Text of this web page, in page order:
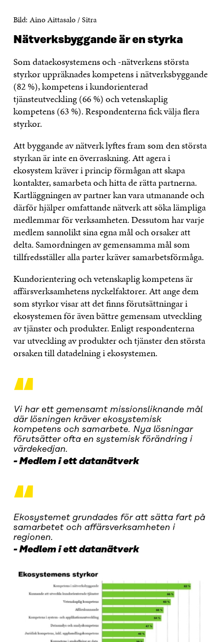
Bild: Aino Aittasalo / Sitra
Nätverksbyggande är en styrka
Som dataekosystemens och -nätverkens största
styrkor uppräknades kompetens i nätverksbyggande
(82 %), kompetens i kundorienterad
tjänsteutveckling (66 %) och vetenskaplig
kompetens (63 %). Respondenterna fick välja flera
styrkor.
Att byggande av nätverk lyftes fram som den största
styrkan är inte en överraskning. Att agera i
ekosystem kräver i princip förmågan att skapa
kontakter, samarbeta och hitta de rätta partnerna.
Kartläggningen av partner kan vara utmanande och
därför hjälper omfattande nätverk att söka lämpliga
medlemmar för verksamheten. Dessutom har varje
medlem sannolikt sina egna mål och orsaker att
delta. Samordningen av gemensamma mål som
tillfredsställer alla parter kräver samarbetsförmåga.
Kundorientering och vetenskaplig kompetens är
affärsverksamhetens nyckelfaktorer. Att ange dem
som styrkor visar att det finns förutsättningar i
ekosystemen för även bättre gemensam utveckling
av tjänster och produkter. Enligt respondenterna
var utveckling av produkter och tjänster den största
orsaken till datadelning i ekosystemen.
“
Vi har ett gemensamt missionsliknande mål
där lösningen kräver ekosystemisk
kompetens och samarbete. Nya lösningar
förutsätter ofta en systemisk förändring i
värdekedjan.
Medlem i ett datanätverk
“
Ekosystemet grundades för att sätta fart på
samarbetet och affärsverksamheten i
regionen.
Medlem i ett datanätverk